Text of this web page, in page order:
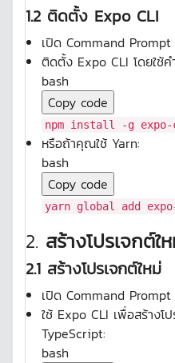
1.2 ติดตั้ง Expo CLI
เปิด Command
ติดตั้ง Expo CLI โดยใช้ค
bash
Copy code
npm install -g
หรือถ้าคุณใช้ Yarn:
bash
Copy code
yarn global add
2. สร้างโปรเจกต์
2.1 สร้างโปรเจกต์ใหม่
เปิด Command
ใช้ Expo CLI เพื่อสร้างโ
TypeScript:
bash